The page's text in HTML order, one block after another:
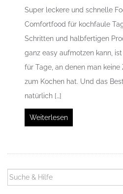
Super leckere und schnelle
Comfortfood für kochfaule
Schritten und halbfertigen
ganz easy aufmotzen kann,
für Tage, an denen man keine
zum Kochen hat. Und das
natürlich […]
Weiterlesen
SUCHEN
NACH: